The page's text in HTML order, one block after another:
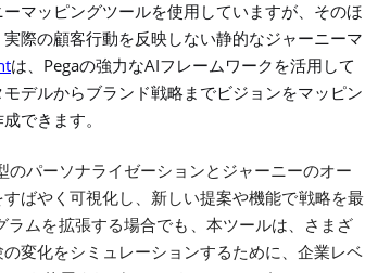
マッピングツールを使用していますが、そのほ
際の顧客行動を反映しない静的なジャーニーマ
は、 Pegaの強力なAIフレームワークを活用して
デルからブランド戦略までビジョンをマッピン
できます。
のパーソナライゼーションとジャーニーのオー
ばやく可視化し、新しい提案や機能で戦略を最
ムを拡張する場合でも、 本ツールは、さまざ
変化をシミュレーションするために、企業レベ